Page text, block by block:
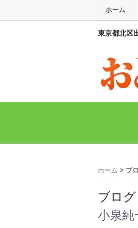
東京都北区
ホーム
ホーム > ブ
ブログ
小泉